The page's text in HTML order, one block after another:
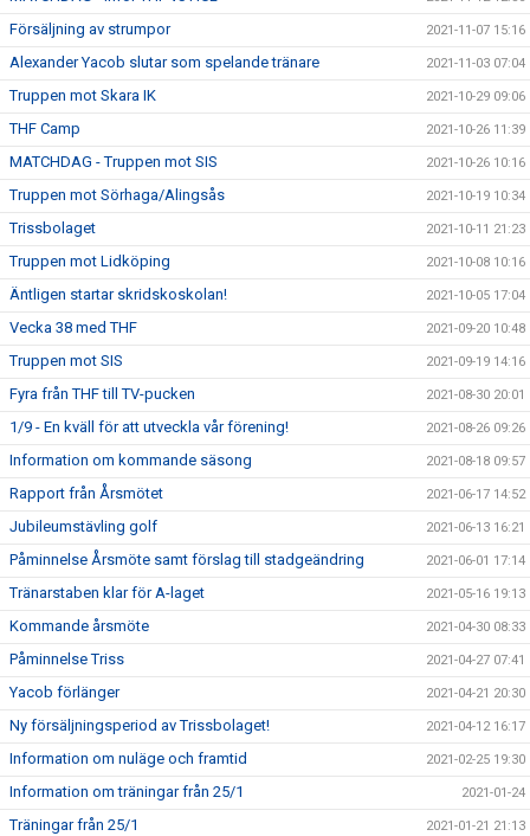
Försäljning av strumpor 2021-11-07 15:16
Alexander Yacob slutar som spelande tränare 2021-11-03 07:04
Truppen mot Skara IK 2021-10-29 09:06
THF Camp 2021-10-26 11:39
MATCHDAG - Truppen mot SIS 2021-10-26 10:16
Truppen mot Sörhaga/Alingsås 2021-10-19 10:34
Trissbolaget 2021-10-11 21:23
Truppen mot Lidköping 2021-10-08 10:16
Äntligen startar skridskoskolan! 2021-10-05 17:04
Vecka 38 med THF 2021-09-20 10:48
Truppen mot SIS 2021-09-19 14:16
Fyra från THF till TV-pucken 2021-08-30 20:01
1/9 - En kväll för att utveckla vår förening! 2021-08-26 09:26
Information om kommande säsong 2021-08-18 09:57
Rapport från Årsmötet 2021-06-17 14:52
Jubileumstävling golf 2021-06-13 16:21
Påminnelse Årsmöte samt förslag till stadgeändring 2021-06-01 17:14
Tränarstaben klar för A-laget 2021-05-16 19:13
Kommande årsmöte 2021-04-30 08:33
Påminnelse Triss 2021-04-27 07:41
Yacob förlänger 2021-04-21 20:30
Ny försäljningsperiod av Trissbolaget! 2021-04-12 16:17
Information om nuläge och framtid 2021-02-25 19:30
Information om träningar från 25/1 2021-01-24
Träningar från 25/1 2021-01-21 21:13